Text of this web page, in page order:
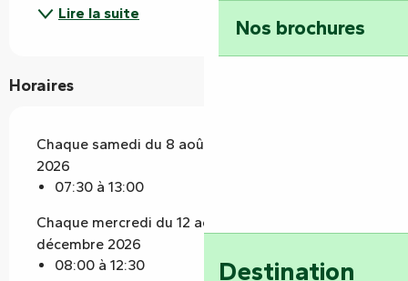
Nos brochures
Destination
Lire la suite
Horaires
Chaque samedi du 8 août 2026 au 26 décembre
2026
07:30 à 13:00
Chaque mercredi du 12 août 2026 au 30
décembre 2026
08:00 à 12:30